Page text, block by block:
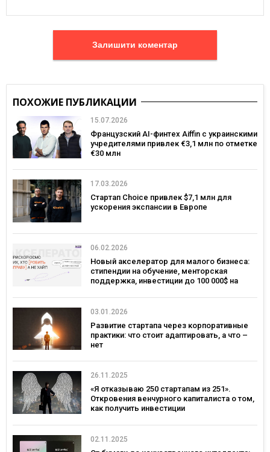
Залишити коментар
ПОХОЖИЕ ПУБЛИКАЦИИ
15.07.2026
Французский AI-финтех Aiffin с украинскими
учредителями привлек €3,1 млн по отметке
€30 млн
17.03.2026
Стартап Choice привлек $7,1 млн для
ускорения экспансии в Европе
06.02.2026
Новый акселератор для малого бизнеса:
стипендии на обучение, менторская
поддержка, инвестиции до 100 000$ на
03.01.2026
Развитие стартапа через корпоративные
практики: что стоит адаптировать, а что –
нет
26.11.2025
«Я отказываю 250 стартапам из 251».
Откровения венчурного капиталиста о том,
как получить инвестиции
02.11.2025